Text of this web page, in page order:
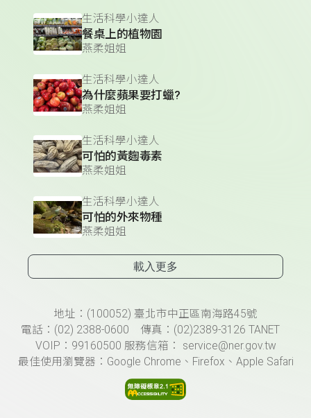
生活科學小達人
餐桌上的植物園
燕柔姐姐
生活科學小達人
為什麼蘋果要打蠟?
燕柔姐姐
生活科學小達人
可怕的黃麴毒素
燕柔姐姐
生活科學小達人
可怕的外來物種
燕柔姐姐
載入更多
頁尾資訊地址：(100052) 臺北市中正區南海路45號
電話：(02) 2388-0600 傳真：(02)2389-3126 TANET
VOIP：99160500 服務信箱： service@ner.gov.tw
最佳使用瀏覽器：Google Chrome、Firefox、Apple Safari